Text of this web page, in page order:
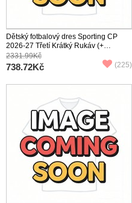
Dětský fotbalový dres Sporting CP
2026-27 Třetí Krátký Rukáv (+
trenýrky)
2331.99Kč
738.72Kč (225)